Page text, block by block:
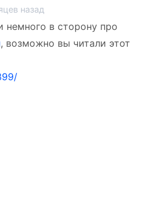
назад
немного в сторону про
, возможно вы читали этот